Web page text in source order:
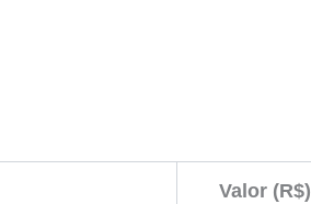
Valor (R$)